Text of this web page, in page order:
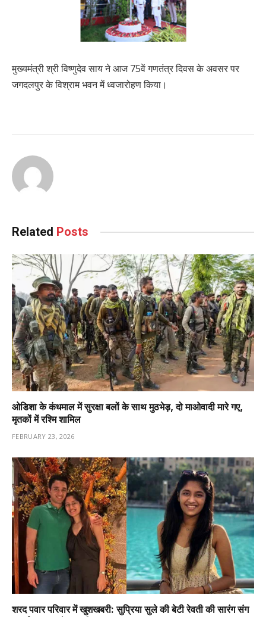
मुख्यमंत्री श्री विष्णुदेव साय ने आज 75वें गणतंत्र दिवस के अवसर पर
जगदलपुर के विश्राम भवन में ध्वजारोहण किया।
Related Posts
ओडिशा के कंधमाल में सुरक्षा बलों के साथ मुठभेड़, दो माओवादी मारे गए,
मृतकों में रश्मि शामिल
FEBRUARY 23, 2026
शरद पवार परिवार में खुशखबरी: सुप्रिया सुले की बेटी रेवती की सारंग संग